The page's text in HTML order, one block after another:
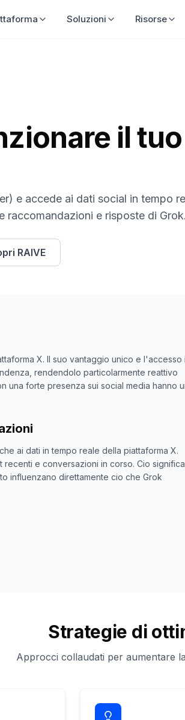
Soluzioni Risorse
il
e accede ai dati social in tempo
raccomandazioni e risposte di Grok.
RAIVE
X. Il suo vantaggio unico e l'accesso
rendendolo particolarmente reattivo
una forte presenza sui social media hanno
ai dati in tempo reale della piattaforma X.
e conversazioni in corso. Cio significa
influenzano direttamente cio che Grok
Strategie di
Approcci collaudati per aumentare